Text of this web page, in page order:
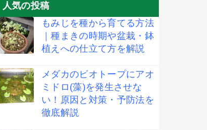
人気の投稿
もみじを種から育てる方法
｜種まきの時期や盆栽・鉢
植えへの仕立て方を解説
メダカのビオトープにアオ
ミドロ(藻)を発生させな
い！原因と対策・予防法を
徹底解説